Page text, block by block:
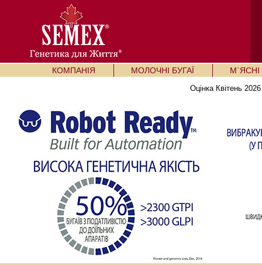
КОМПАНІЯ МОЛОЧНІ БУГАЇ М`ЯСНІ
Оцінка Квітень